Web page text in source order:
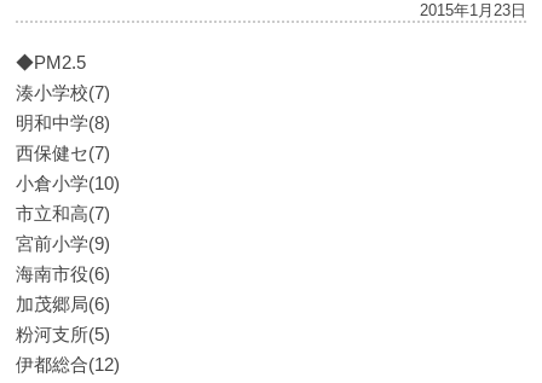
2015年1月23日
◆PM2.5
湊小学校(7)
明和中学(8)
西保健セ(7)
小倉小学(10)
市立和高(7)
宮前小学(9)
海南市役(6)
加茂郷局(6)
粉河支所(5)
伊都総合(12)